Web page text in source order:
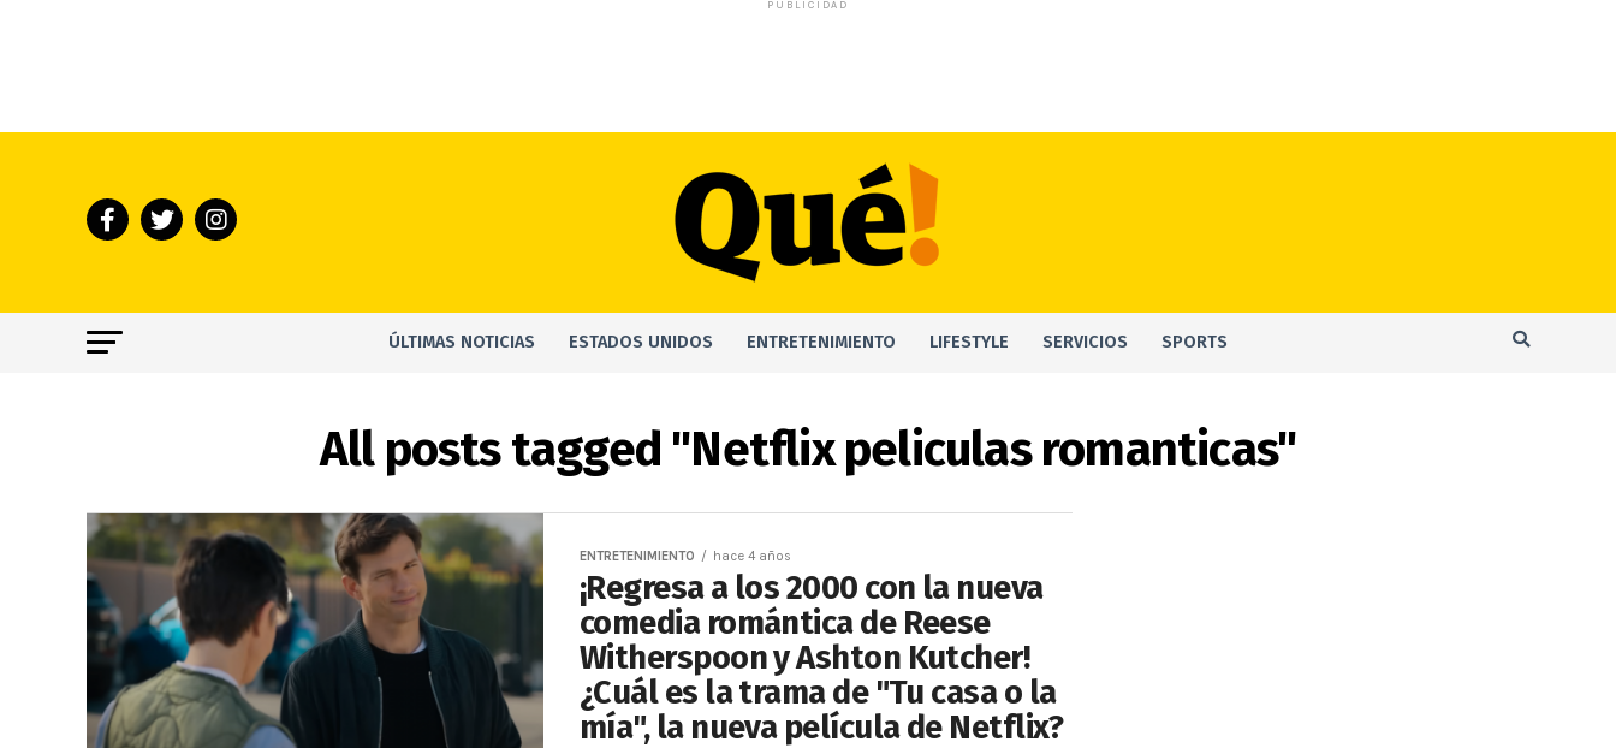
PUBLICIDAD
ÚLTIMAS NOTICIAS ESTADOS UNIDOS ENTRETENIMIENTO LIFESTYLE SERVICIOS SPORTS
All posts tagged "Netflix peliculas romanticas"
ENTRETENIMIENTO hace 4 años
¡Regresa a los 2000 con la nueva
comedia romántica de Reese
Witherspoon y Ashton Kutcher!
¿Cuál es la trama de "Tu casa o la
mía", la nueva película de Netflix?